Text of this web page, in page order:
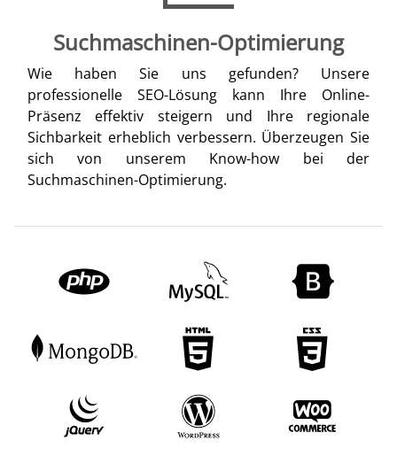
Suchmaschinen-Optimierung
Wie haben Sie uns gefunden? Unsere
professionelle SEO-Lösung kann Ihre Online-
Präsenz effektiv steigern und Ihre regionale
Sichbarkeit erheblich verbessern. Überzeugen Sie
sich von unserem Know-how bei der
Suchmaschinen-Optimierung.